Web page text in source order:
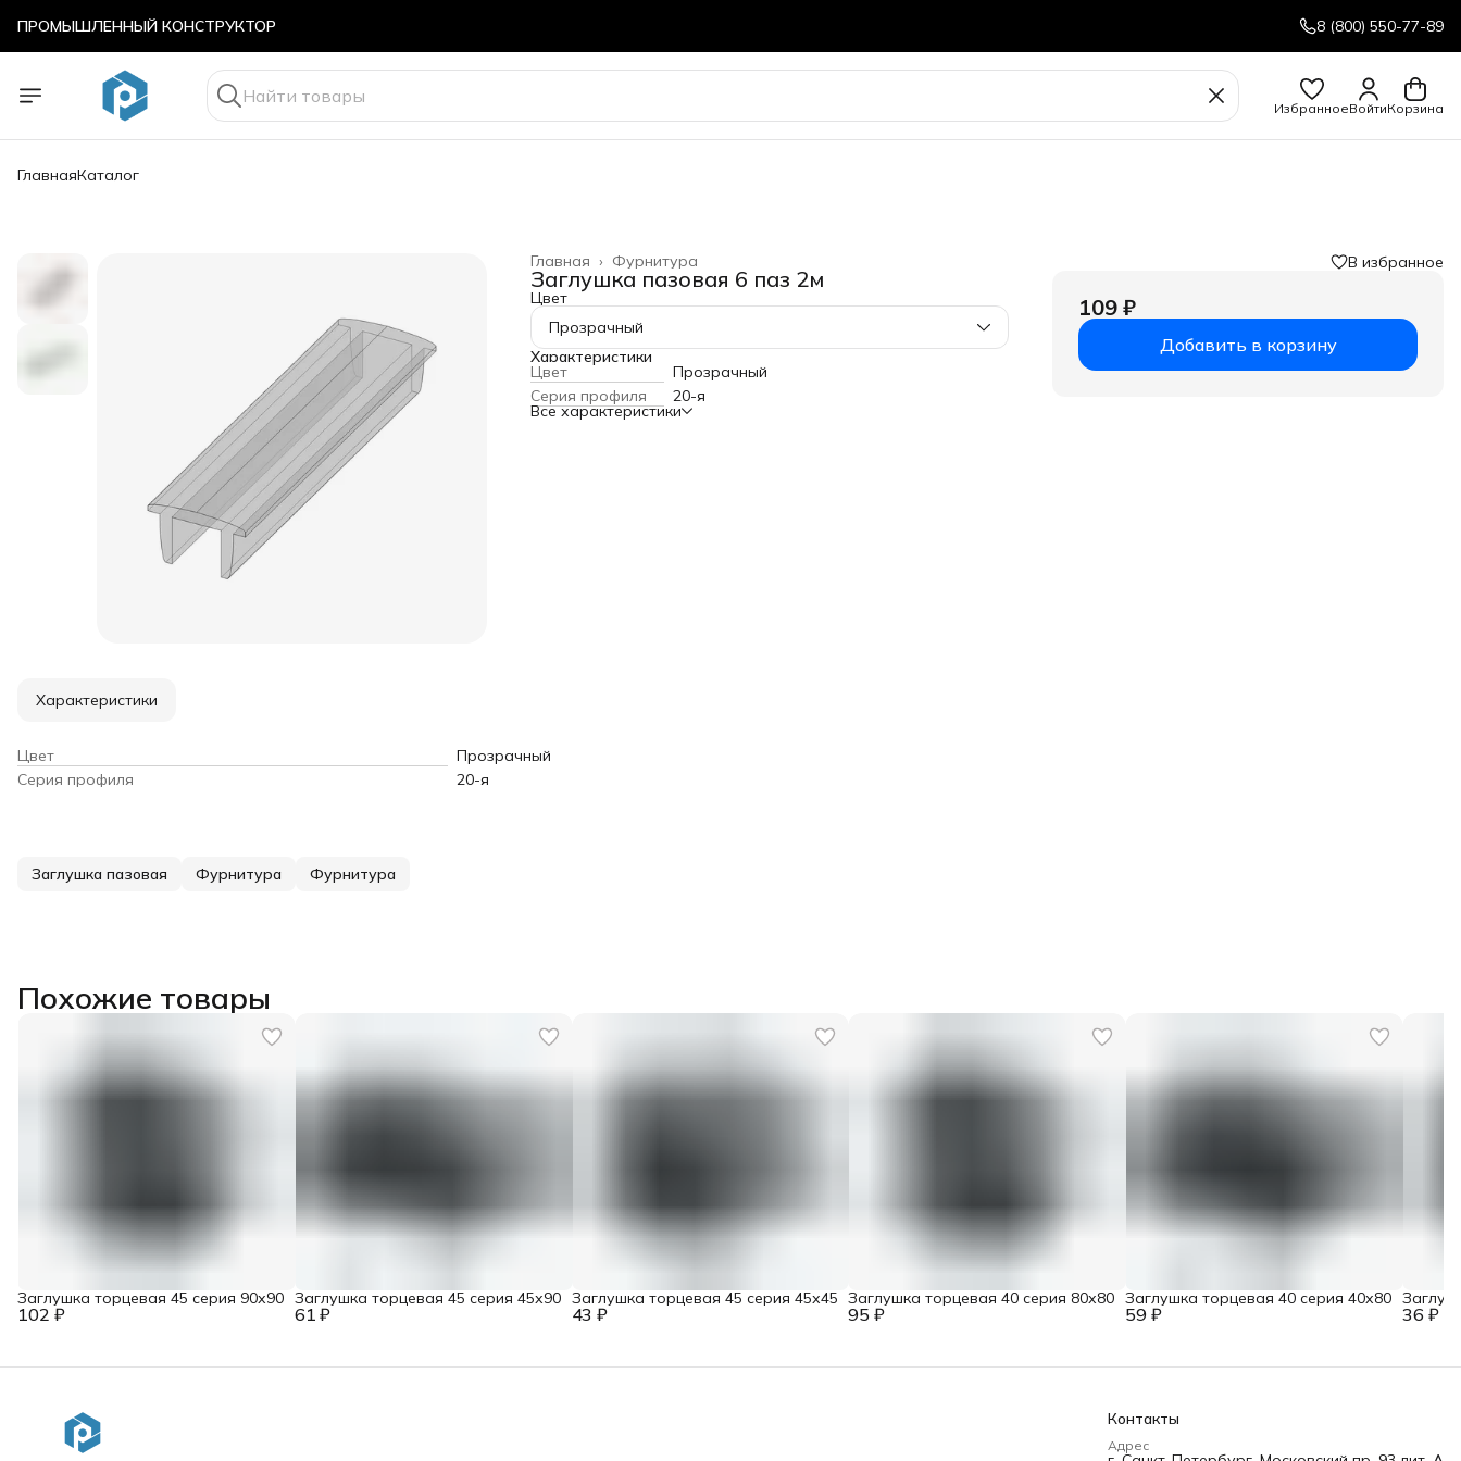
ПРОМЫШЛЕННЫЙ КОНСТРУКТОР
ПРОМЫШЛЕННЫЙ КОНСТРУКТОР
8 (800) 550-77-89
ИзбранноеВойтиКорзина
ГлавнаяКаталог
Фурнитура
Главная ›
Заглушка пазовая 6 паз 2м
Цвет
Прозрачный
Характеристики
Цвет
Прозрачный
Серия профиля
20-я
Все характеристики
В избранное
109 ₽
Добавить в корзину
Характеристики
Цвет
Прозрачный
Серия профиля
20-я
Заглушка пазовая Фурнитура Фурнитура
Похожие товары
102 ₽
Заглушка торцевая 45 серия 90х90
61 ₽
Заглушка торцевая 45 серия 45х90
43 ₽
Заглушка торцевая 45 серия 45х45
95 ₽
Заглушка торцевая 40 серия 80х80
59 ₽
Заглушка торцевая 40 серия 40х80
36 ₽
Контакты
Адрес